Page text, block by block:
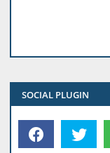
SOCIAL PLUGIN